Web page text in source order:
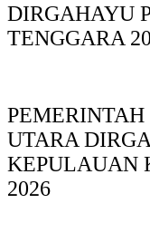
DIRGAHAYU
TENGGARA
UTARA
KEPULAUAN
2026